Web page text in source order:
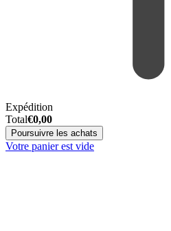
Expédition
Total€0,00
Poursuivre les achats
Votre panier est vide